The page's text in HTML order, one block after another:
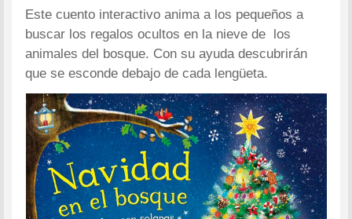
Este cuento interactivo anima a los pequeños a
buscar los regalos ocultos en la nieve de los
animales del bosque. Con su ayuda descubrirán
que se esconde debajo de cada lengüeta.